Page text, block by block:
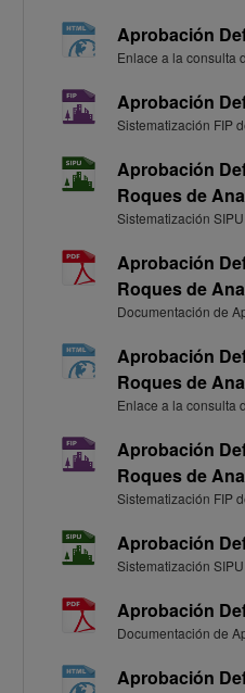
Aprobación
Enlace a la consulta
Aprobación
Sistematización FIP
Aprobación
Roques de
Sistematización
Aprobación
Roques de
Documentación de
Aprobación
Roques de
Enlace a la consulta
Aprobación
Roques de
Sistematización FIP
Aprobación
Sistematización
Aprobación
Documentación de
Aprobación